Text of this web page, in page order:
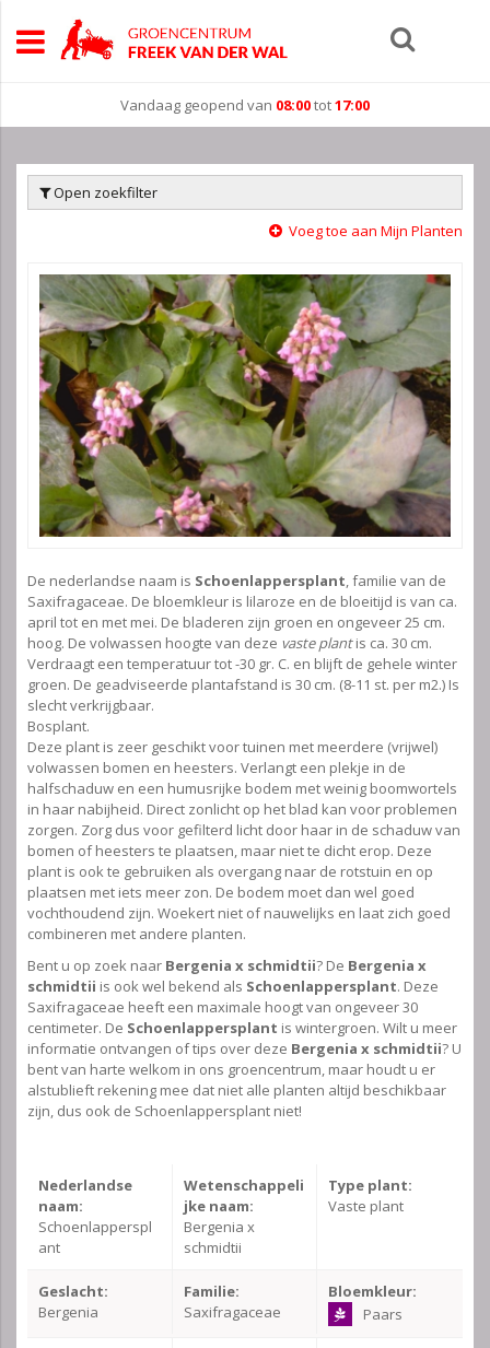
Vandaag geopend van 08:00tot17:00
Open zoekfilter
Voeg toe aan Mijn Planten
De nederlandse naam is Schoenlappersplant, familie van de
Saxifragaceae. De bloemkleur is lilaroze en de bloeitijd is van ca.
april tot en met mei. De bladeren zijn groen en ongeveer 25 cm.
hoog. De volwassen hoogte van deze vaste plantis ca. 30 cm.
Verdraagt een temperatuur tot -30 gr. C. en blijft de gehele winter
groen. De geadviseerde plantafstand is 30 cm. (8-11 st. per m2.) Is
slecht verkrijgbaar.
Bosplant.
Deze plant is zeer geschikt voor tuinen met meerdere (vrijwel)
volwassen bomen en heesters. Verlangt een plekje in de
halfschaduw en een humusrijke bodem met weinig boomwortels
in haar nabijheid. Direct zonlicht op het blad kan voor problemen
zorgen. Zorg dus voor gefilterd licht door haar in de schaduw van
bomen of heesters te plaatsen, maar niet te dicht erop. Deze
plant is ook te gebruiken als overgang naar de rotstuin en op
plaatsen met iets meer zon. De bodem moet dan wel goed
vochthoudend zijn. Woekert niet of nauwelijks en laat zich goed
combineren met andere planten.
Bent u op zoek naar Bergenia x schmidtii? De Bergenia x
schmidtii is ook wel bekend als Schoenlappersplant. Deze
Saxifragaceae heeft een maximale hoogt van ongeveer 30
centimeter. De Schoenlappersplant is wintergroen. Wilt u meer
informatie ontvangen of tips over deze Bergenia x schmidtii? U
bent van harte welkom in ons groencentrum, maar houdt u er
alstublieft rekening mee dat niet alle planten altijd beschikbaar
zijn, dus ook de Schoenlappersplant niet!
Nederlandse
naam:
Schoenlapperspl
ant
Wetenschappeli
jke naam:
Bergenia x
schmidtii
Type plant:
Vaste plant
Geslacht:
Bergenia
Familie:
Saxifragaceae
Bloemkleur:
Paars